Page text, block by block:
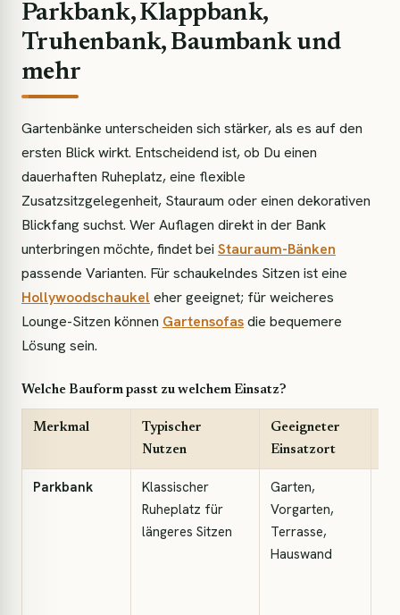
Parkbank, Klappbank,
Truhenbank, Baumbank und
mehr
Gartenbänke unterscheiden sich stärker, als es auf den
ersten Blick wirkt. Entscheidend ist, ob Du einen
dauerhaften Ruheplatz, eine flexible
Zusatzsitzgelegenheit, Stauraum oder einen dekorativen
Blickfang suchst. Wer Auflagen direkt in der Bank
unterbringen möchte, findet bei Stauraum-Bänken
passende Varianten. Für schaukelndes Sitzen ist eine
Hollywoodschaukel eher geeignet; für weicheres
Lounge-Sitzen können Gartensofasdie bequemere
Lösung sein.
Welche Bauform passt zu welchem Einsatz?
Merkmal
Typischer
Nutzen
Geeigneter
Einsatzort
Parkbank
Klassischer
Ruheplatz für
längeres Sitzen
Garten,
Vorgarten,
Terrasse,
Hauswand